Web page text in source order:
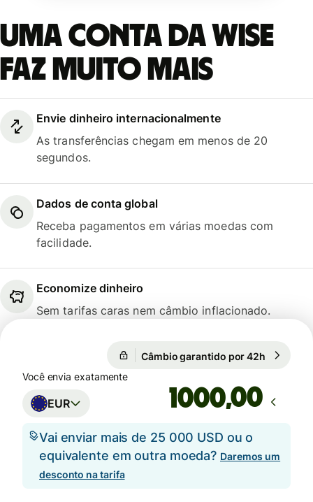
Uma conta da Wise
faz muito mais
Envie dinheiro internacionalmente
As transferências chegam em menos de 20
segundos.
Dados de conta global
Receba pagamentos em várias moedas com
facilidade.
Economize dinheiro
Sem tarifas caras nem câmbio inflacionado.
Câmbio garantido por 42h
Você envia exatamente
EUR ,00
Vai enviar mais de 25 000 USD ou o
equivalente em outra moeda? Daremos um
desconto na tarifa